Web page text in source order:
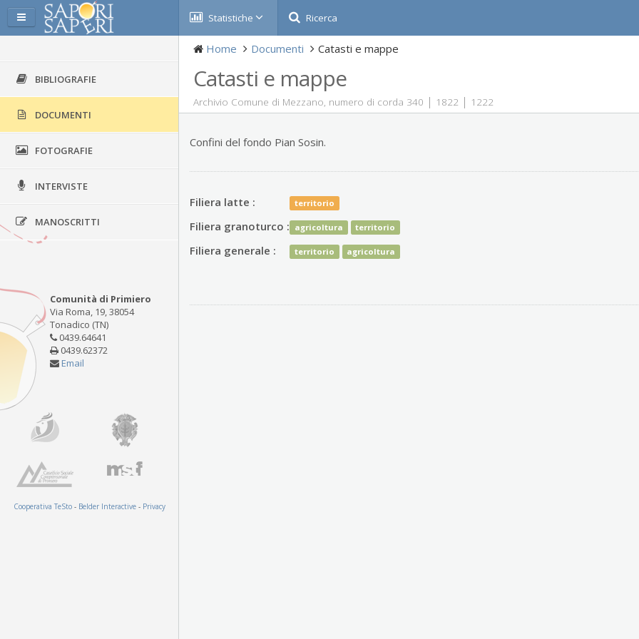
Statistiche Ricerca
BIBLIOGRAFIE
DOCUMENTI
FOTOGRAFIE
INTERVISTE
MANOSCRITTI
Comunità di Primiero
Via Roma, 19, 38054
Tonadico (TN)
0439.64641
0439.62372
Email
Cooperativa TeSto- Belder Interactive- Privacy
Home Documenti Catasti e mappe
Catasti e mappe
Archivio Comune di Mezzano, numero di corda 340 | 1822 | 1222
Confini del fondo Pian Sosin.
Filiera latte : territorio
Filiera granoturco : agricoltura territorio
Filiera generale : territorio agricoltura